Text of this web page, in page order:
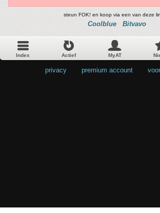
steun FOK! en koop via een van deze
Coolblue Bitvavo
Index Actief MyAT
privacy premium account